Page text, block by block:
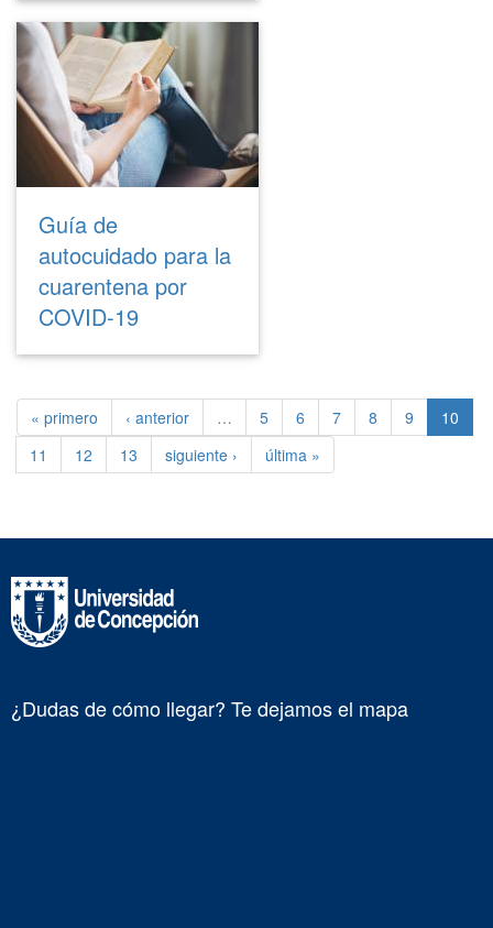
Guía de
autocuidado para la
cuarentena por
COVID-19
« primero ‹ anterior … 5 6 7 8 9
10
11
12 13 siguiente › última »
¿Dudas de cómo llegar? Te dejamos el mapa